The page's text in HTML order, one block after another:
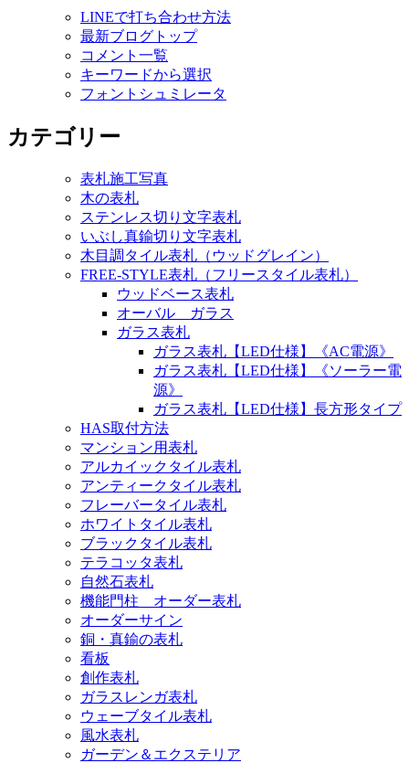
LINEで打ち合わせ方法
最新ブログトップ
コメント一覧
キーワードから選択
フォントシュミレータ
カテゴリー
表札施工写真
木の表札
ステンレス切り文字表札
いぶし真鍮切り文字表札
木目調タイル表札（ウッドグレイン）
FREE-STYLE表札（フリースタイル表札）
ウッドベース表札
オーバル ガラス
ガラス表札
ガラス表札【LED仕様】《AC電源》
ガラス表札【LED仕様】《ソーラー電
源》
ガラス表札【LED仕様】長方形タイプ
HAS取付方法
マンション用表札
アルカイックタイル表札
アンティークタイル表札
フレーバータイル表札
ホワイトタイル表札
ブラックタイル表札
テラコッタ表札
自然石表札
機能門柱 オーダー表札
オーダーサイン
銅・真鍮の表札
看板
創作表札
ガラスレンガ表札
ウェーブタイル表札
風水表札
ガーデン＆エクステリア